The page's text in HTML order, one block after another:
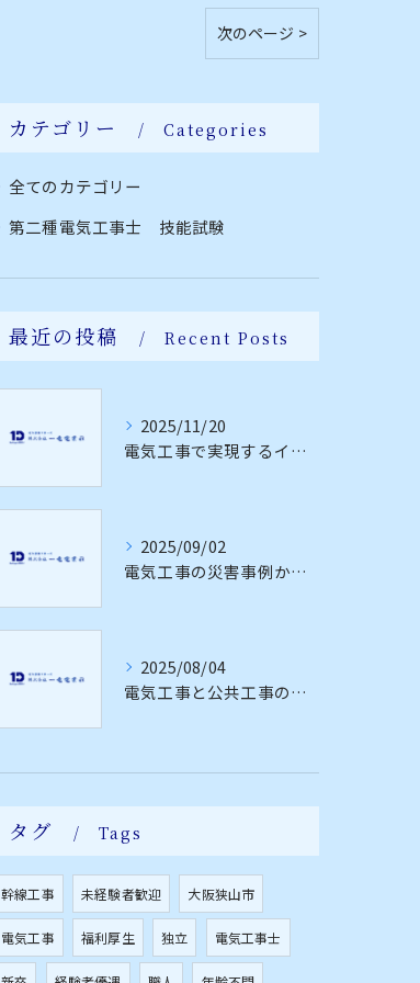
次のページ >
カテゴリー Categories
全てのカテゴリー
第二種電気工事士 技能試験
最近の投稿 Recent Posts
2025/11/20
電気工事で実現するイルミネーション設置の費用と安全性を徹底解説
2025/09/02
電気工事の災害事例から学ぶ安全対策と現場の危険予知力アップ法
2025/08/04
電気工事と公共工事の違いと範囲を最新仕様書で徹底解説
タグ Tags
幹線工事 未経験者歓迎 大阪狭山市
電気工事 福利厚生 独立 電気工事士